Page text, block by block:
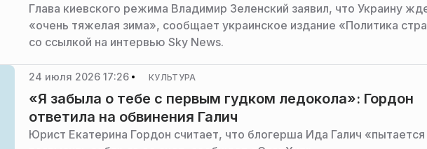
Глава киевского режима Владимир Зеленский заявил, что Украину
«очень тяжелая зима», сообщает украинское издание «Политика
со ссылкой на интервью Sky News.
24 июля 2026 17:26 КУЛЬТУРА
«Я забыла о тебе с первым гудком ледокола»: Гордон
ответила на обвинения Галич
Юрист Екатерина Гордон считает, что блогерша Ида Галич «пытается